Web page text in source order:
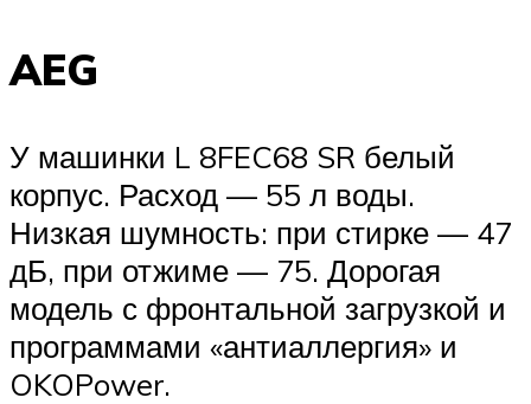
AEG
У машинки L 8FEC68 SR белый
корпус. Расход — 55 л воды.
Низкая шумность: при стирке — 47
дБ, при отжиме — 75. Дорогая
модель с фронтальной загрузкой и
программами «антиаллергия» и
OKOPower.